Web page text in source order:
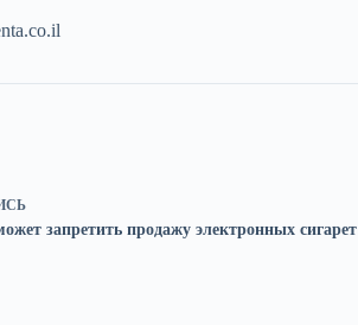
запретить продажу электронных сигарет